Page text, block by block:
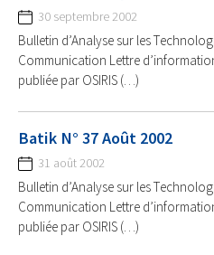
30 septembre 2002
Bulletin d’Analyse sur les
Communication Lettre
publiée par OSIRIS (…)
Batik N° 37 Août 2002
31 août 2002
Bulletin d’Analyse sur les
Communication Lettre
publiée par OSIRIS (…)